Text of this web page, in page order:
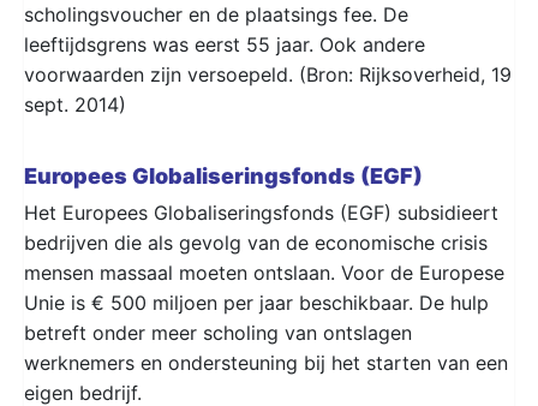
scholingsvoucher en de plaatsings fee. De
leeftijdsgrens was eerst 55 jaar. Ook andere
voorwaarden zijn versoepeld. (Bron: Rijksoverheid, 19
sept. 2014)
Europees Globaliseringsfonds (EGF)
Het Europees Globaliseringsfonds (EGF) subsidieert
bedrijven die als gevolg van de economische crisis
mensen massaal moeten ontslaan. Voor de Europese
Unie is € 500 miljoen per jaar beschikbaar. De hulp
betreft onder meer scholing van ontslagen
werknemers en ondersteuning bij het starten van een
eigen bedrijf.